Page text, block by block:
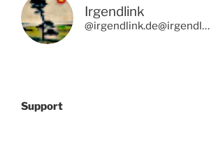
Irgendlink
@irgendlink.de@irgendlink.de
Support